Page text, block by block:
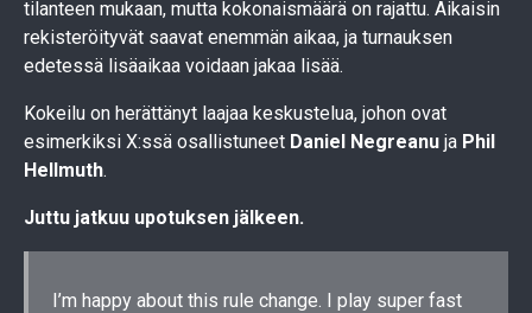
tilanteen mukaan, mutta kokonaismäärä on rajattu. Aikaisin
rekisteröityvät saavat enemmän aikaa, ja turnauksen
edetessä lisäaikaa voidaan jakaa lisää.
Kokeilu on herättänyt laajaa keskustelua, johon ovat
esimerkiksi X:ssä osallistuneet Daniel Negreanu ja Phil
Hellmuth.
Juttu jatkuu upotuksen jälkeen.
I’m happy about this rule change. I play super fast